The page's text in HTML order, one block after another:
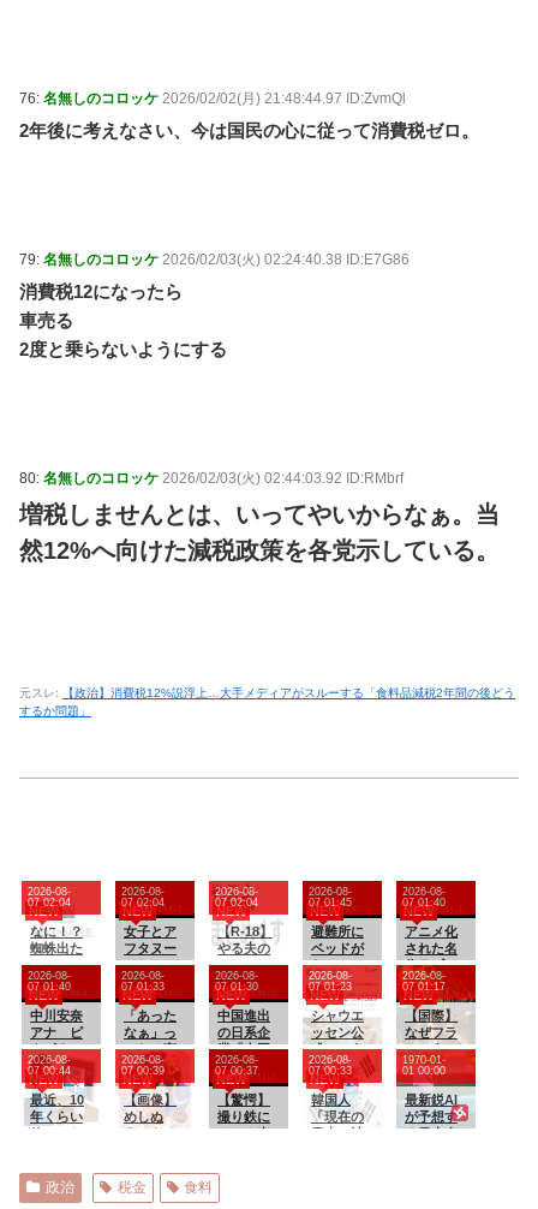
76: 名無しのコロッケ 2026/02/02(月) 21:48:44.97 ID:ZvmQl
2年後に考えなさい、今は国民の心に従って消費税ゼロ。
79: 名無しのコロッケ 2026/02/03(火) 02:24:40.38 ID:E7G86
消費税12になったら
車売る
2度と乗らないようにする
80: 名無しのコロッケ 2026/02/03(火) 02:44:03.92 ID:RMbrf
増税しませんとは、いってやいからなぁ。当
然12%へ向けた減税政策を各党示している。
元スレ:
【政治】消費税12%説浮上…大手メディアがスルーする「食料品減税2年間の後どう
するか問題」
なに！？
蜘蛛出た
の！？
NEW
2026-08-
07 02:04
女子とア
フタヌー
ンティー
とか行っ
てみたか
った
NEW
2026-08-
07 02:04
【R-18】
やる夫の
ハーレム
大王国
【即興・
たまに安
価】 第
４３９話
NEW
2026-08-
07 02:04
避難所に
ベッドが
ない！と
文句たら
たらだっ
た左派、
実際に避
難所にベ
ッドが搬
入されて
しまった
結果……
NEW
2026-08-
07 01:45
アニメ化
された名
作ラブコ
メ『まも
って守護
月天！』
が「全巻
99円」の
激安セー
ル開
催！！続
編『まも
って守護
NEW
2026-08-
07 01:40
中川安奈
アナ ピ
タピタニ
ットで巨
乳がくっ
きり！！
【GIF動画
あり】
NEW
2026-08-
07 01:40
「あった
なぁ」っ
てなる商
品を挙げ
るスレ
NEW
2026-08-
07 01:33
中国進出
の日系企
業「中国
ビジネス
はもう大
変」
NEW
2026-08-
07 01:30
シャウエ
ッセン公
式、こう
いうので
いいんだ
よ丼を作
る
NEW
2026-08-
07 01:23
【国際】
なぜフラ
ンス人は
これほど
日本が好
きなのか?
中国ネッ
ト「中国
NEW
2026-08-
07 01:17
最近、10
年くらい
使ってた
焼き付き
始めたん
NEW
2026-08-
07 00:44
【画像】
めしぬ
ま、キモ
NEW
2026-08-
07 00:39
【驚愕】
撮り鉄に
ケンカ売
に敗れて
NEW
2026-08-
07 00:37
韓国人
「現在の
日本の沖
NEW
2026-08-
07 00:33
最新鋭AI
が予想す
る日本人
1970-01-
01 00:00
政治 税金 食料